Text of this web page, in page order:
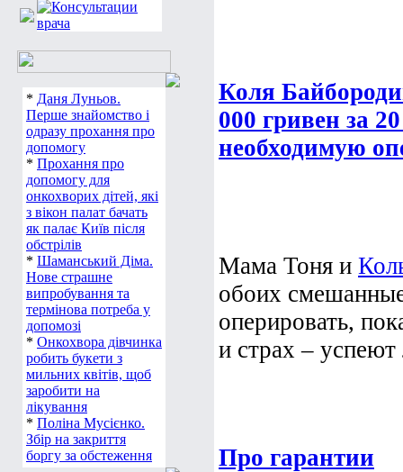
* Даня Луньов.
Перше знайомство і
одразу прохання про
допомогу
* Прохання про
допомогу для
онкохворих дітей, які
з вікон палат бачать
як палає Київ після
обстрілів
* Шаманський Діма.
Нове страшне
випробування та
термінова потреба у
допомозі
* Онкохвора дівчинка
робить букети з
мильних квітів, щоб
заробити на
лікування
* Поліна Мусієнко.
Збір на закриття
боргу за обстеження
Коля
000 гривен за
необходимую
Мама Тоня и
обоих
оперировать,
и страх –
Про гарантии